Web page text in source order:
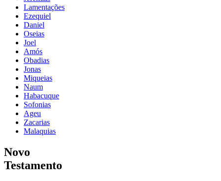
Lamentações
Ezequiel
Daniel
Oseias
Joel
Amós
Obadias
Jonas
Miqueias
Naum
Habacuque
Sofonias
Ageu
Zacarias
Malaquias
Novo
Testamento